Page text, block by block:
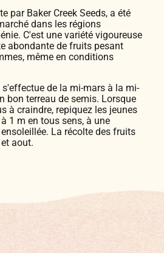
par Baker Creek Seeds, a été
dans les régions
C'est une variété vigoureuse
abondante de fruits pesant
même en conditions
de la mi-mars à la mi-
bon terreau de semis. Lorsque
à craindre, repiquez les jeunes
1 m en tous sens, à une
La récolte des fruits
aout.